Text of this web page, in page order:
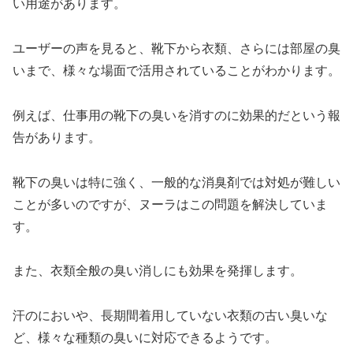
い用途があります。
ユーザーの声を見ると、靴下から衣類、さらには部屋の臭
いまで、様々な場面で活用されていることがわかります。
例えば、仕事用の靴下の臭いを消すのに効果的だという報
告があります。
靴下の臭いは特に強く、一般的な消臭剤では対処が難しい
ことが多いのですが、ヌーラはこの問題を解決していま
す。
また、衣類全般の臭い消しにも効果を発揮します。
汗のにおいや、長期間着用していない衣類の古い臭いな
ど、様々な種類の臭いに対応できるようです。